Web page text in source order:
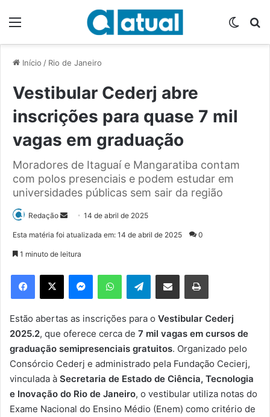
Início / Rio de Janeiro
Vestibular Cederj abre
inscrições para quase 7 mil
vagas em graduação
Moradores de Itaguaí e Mangaratiba contam
com polos presenciais e podem estudar em
universidades públicas sem sair da região
Redação
d
e
m
e
-
m
a
14 de abril de 2025
Esta matéria foi atualizada em: 14 de abril de 2025 0
1 minuto de leitura
Telegram
Estão abertas as inscrições para o Vestibular Cederj
2025.2, que oferece cerca de 7 mil vagas em cursos de
graduação semipresenciais gratuitos. Organizado pelo
Consórcio Cederj e administrado pela Fundação Cecierj,
vinculada à Secretaria de Estado de Ciência, Tecnologia
e Inovação do Rio de Janeiro, o vestibular utiliza notas do
Exame Nacional do Ensino Médio (Enem) como critério de